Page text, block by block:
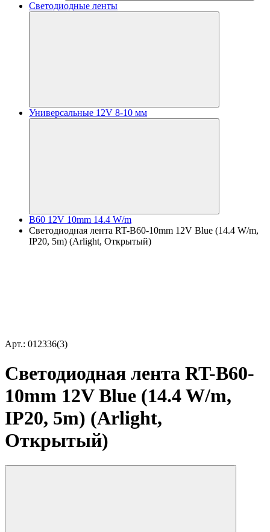
Светодиодные ленты
Универсальные 12V 8-10 мм
B60 12V 10mm 14.4 W/m
Светодиодная лента RT-B60-10mm 12V Blue (14.4 W/m,
IP20, 5m) (Arlight, Открытый)
Арт.: 012336(3)
Светодиодная лента RT-B60-
10mm 12V Blue (14.4 W/m,
IP20, 5m) (Arlight,
Открытый)